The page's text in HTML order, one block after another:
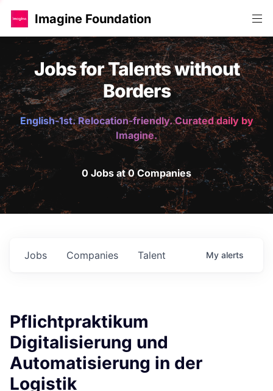
Imagine Foundation
Jobs for Talents without
Borders
English-1st. Relocation-friendly. Curated daily by
Imagine.
0 Jobs at 0 Companies
Jobs Companies Talent My alerts
Pflichtpraktikum
Digitalisierung und
Automatisierung in der
Logistik